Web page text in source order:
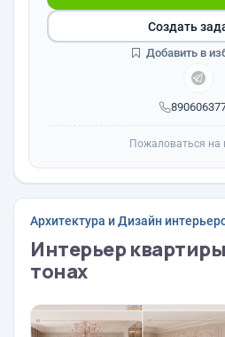
Создать
Добавить в
Пожаловаться на
Архитектура и Дизайн
Интерьер
тонах